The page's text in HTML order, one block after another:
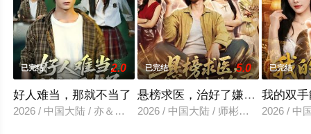
已完结 2.0
好人难当，那就不当了
2026 / 中国大陆 / 亦＆常珂欣
已完结 5.0
悬榜求医，治好了嫌我是乞丐
2026 / 中国大陆 / 师彬＆李婷
已完结
我的双
2026 / 中